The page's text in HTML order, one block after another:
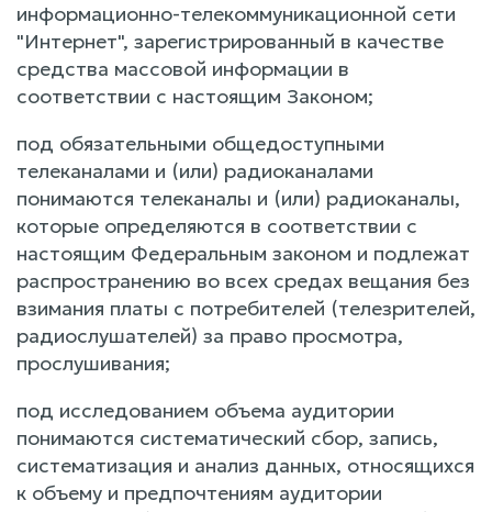
информационно-телекоммуникационной сети
"Интернет", зарегистрированный в качестве
средства массовой информации в
соответствии с настоящим Законом;
под обязательными общедоступными
телеканалами и (или) радиоканалами
понимаются телеканалы и (или) радиоканалы,
которые определяются в соответствии с
настоящим Федеральным законом и подлежат
распространению во всех средах вещания без
взимания платы с потребителей (телезрителей,
радиослушателей) за право просмотра,
прослушивания;
под исследованием объема аудитории
понимаются систематический сбор, запись,
систематизация и анализ данных, относящихся
к объему и предпочтениям аудитории